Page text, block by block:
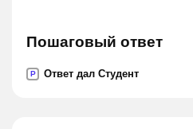
Пошаговый ответ
P Ответ дал Студент